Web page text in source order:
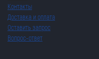
Контакты
Доставка и оплата
Оставить запрос
Вопрос-ответ